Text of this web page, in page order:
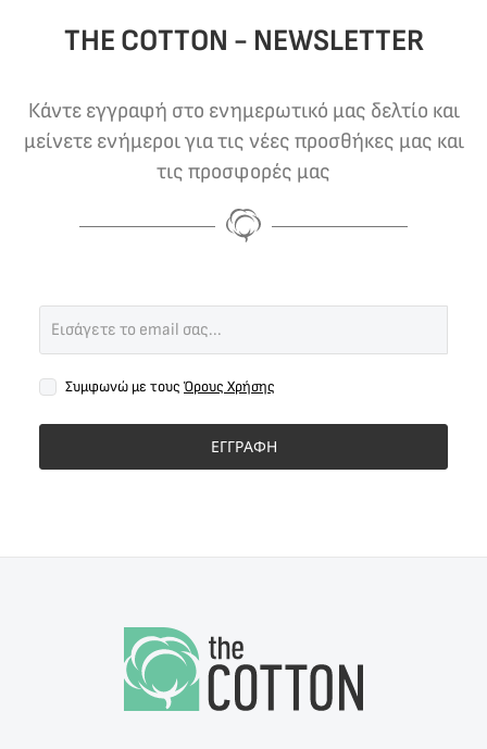
THE COTTON - NEWSLETTER
Κάντε εγγραφή στο ενημερωτικό μας δελτίο και
μείνετε ενήμεροι για τις νέες προσθήκες μας και
τις προσφορές μας
Συμφωνώ με τους Όρους Χρήσης
ΕΓΓΡΑΦΗ